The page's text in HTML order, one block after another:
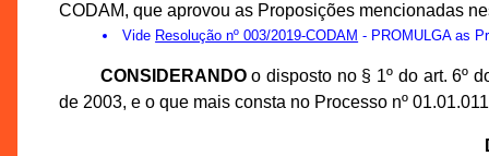
CODAM, que aprovou as Proposições mencionadas
Vide Resolução nº 003/2019-CODAM - PROMULGA as
CONSIDERANDOo disposto no § 1º do art. 6º
de 2003, e o que mais consta no Processo nº